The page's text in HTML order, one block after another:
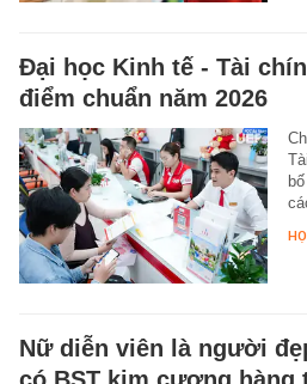
Đại học Kinh tế - Tài
điểm chuẩn năm 2026
Nữ diễn viên là người